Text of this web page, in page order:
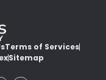
Terms of Services
Sitemap